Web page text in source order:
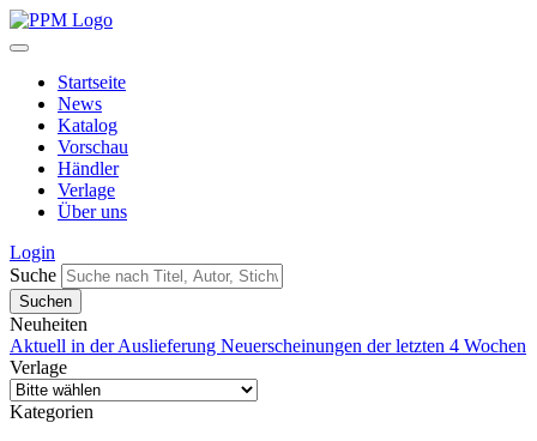
Startseite
News
Katalog
Vorschau
Händler
Verlage
Über uns
Login
Suche
Neuheiten
Aktuell in der Auslieferung Neuerscheinungen der letzten 4 Wochen
Verlage
Kategorien